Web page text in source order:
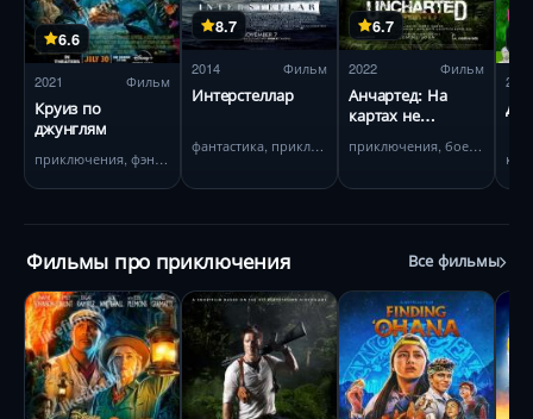
6.6
2021 Фильм
Круиз по
джунглям
8.7
2014 Фильм
Интерстеллар
6.7
2022 Фильм
Анчартед: На
картах не
2022
Фильмы про приключения Все фильмы